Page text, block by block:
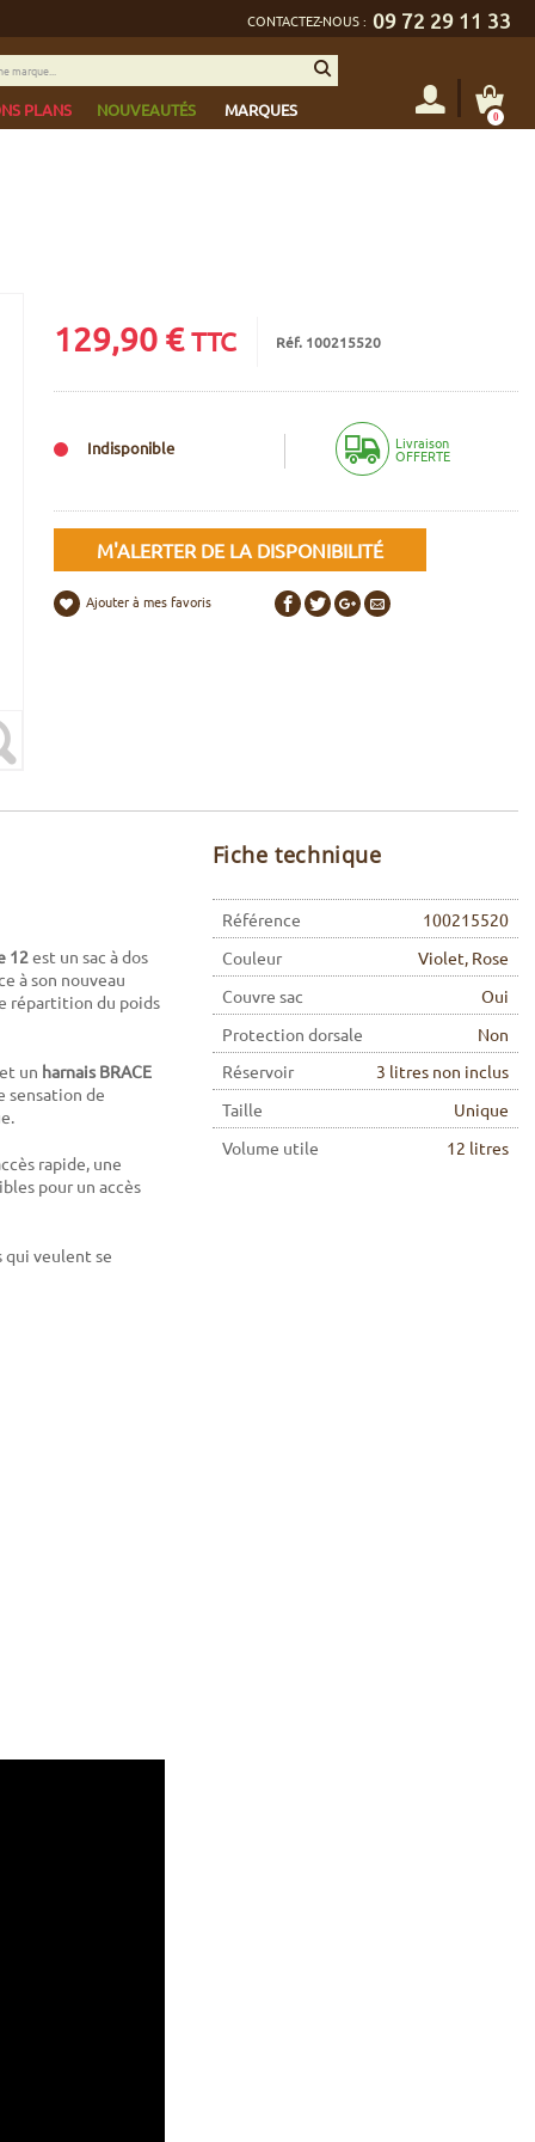
CONTACTEZ-NOUS : 09 72 29 11 33
PLANS NOUVEAUTÉS MARQUES 0
129,90€ TTC Réf. 100215520
Indisponible Livraison
OFFERTE
M'ALERTER DE LA DISPONIBILITÉ
Ajouter à mes favoris
12est un sac à dos
à son nouveau
répartition du poids
et un harnais BRACE
sensation de
rapide, une
pour un accès
qui veulent se
Fiche technique
Référence
100215520
Couleur
Violet, Rose
Couvre sac
Oui
Protection dorsale
Non
Réservoir
3 litres non inclus
Taille
Unique
Volume utile
12 litres